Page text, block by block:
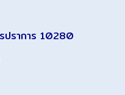
ปราการ 10280